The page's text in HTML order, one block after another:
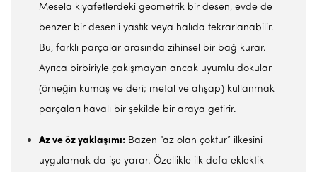
Mesela kıyafetlerdeki geometrik bir desen, evde de
benzer bir desenli yastık veya halıda tekrarlanabilir.
Bu, farklı parçalar arasında zihinsel bir bağ kurar.
Ayrıca birbiriyle çakışmayan ancak uyumlu dokular
(örneğin kumaş ve deri; metal ve ahşap) kullanmak
parçaları havalı bir şekilde bir araya getirir.
Az ve öz yaklaşımı: Bazen “az olan çoktur” ilkesini
uygulamak da işe yarar. Özellikle ilk defa eklektik